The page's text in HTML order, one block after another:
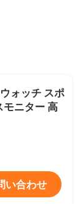
ォッチ スポ
モニター 高
い合わせ